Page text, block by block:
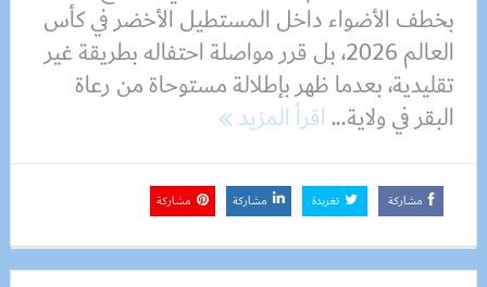
بخطف الأضواء داخل المستطيل الأخضر في كأس
العالم 2026، بل قرر مواصلة احتفاله بطريقة غير
تقليدية، بعدما ظهر بإطلالة مستوحاة من رعاة
البقر في ولاية...اقرأ المزيد
مشاركة تغريدة مشاركة مشاركة